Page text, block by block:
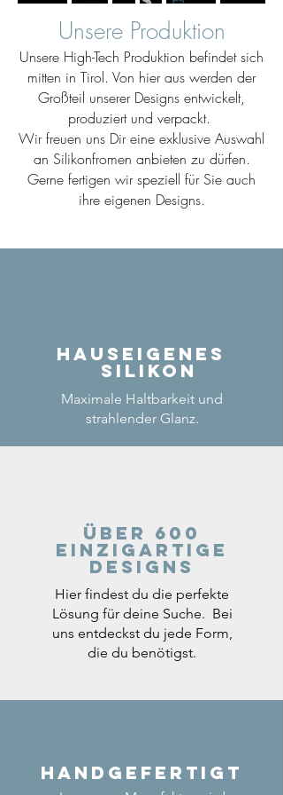
Unsere Produktion
Unsere High-Tech Produktion befindet sich
mitten in Tirol. Von hier aus werden der
Großteil unserer Designs entwickelt,
produziert und verpackt.
Wir freuen uns Dir eine exklusive Auswahl
an Silikonfromen anbieten zu dürfen.
Gerne fertigen wir speziell für Sie auch
ihre eigenen Designs.
Hauseigenes
Silikon
Maximale Haltbarkeit und
strahlender Glanz.
Über 600
einzigartige
Designs
Hier findest du die perfekte
Lösung für deine Suche. Bei
uns entdeckst du jede Form,
die du benötigst.
Handgefertigt